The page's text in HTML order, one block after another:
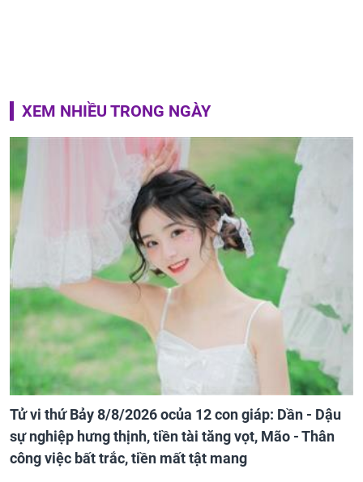
XEM NHIỀU TRONG NGÀY
Tử vi thứ Bảy 8/8/2026 ocủa 12 con giáp: Dần - Dậu
sự nghiệp hưng thịnh, tiền tài tăng vọt, Mão - Thân
công việc bất trắc, tiền mất tật mang